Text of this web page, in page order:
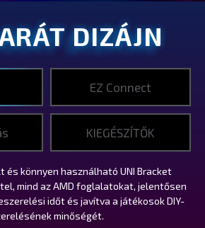
DIZÁJN
EZ Connect
KIEGÉSZÍTŐK
és könnyen használható UNI Bracket
mind az AMD foglalatokat, jelentősen
időt és javítva a játékosok DIY-
minőségét.